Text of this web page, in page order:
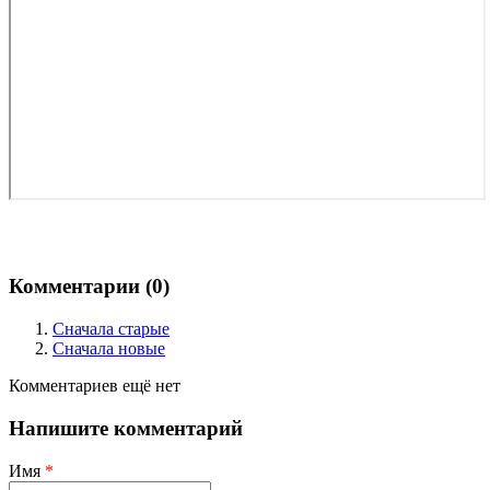
Комментарии (0)
Сначала старые
Сначала новые
Комментариев ещё нет
Напишите комментарий
Имя *